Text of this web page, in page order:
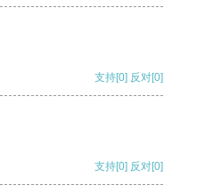
支持[0] 反对[0]
支持[0] 反对[0]